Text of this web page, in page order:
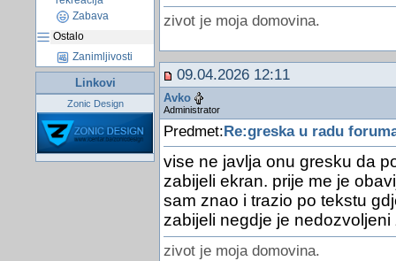
Zabava
Ostalo
Zanimljivosti
Linkovi
Zonic Design
zivot je moja domovina.
09.04.2026 12:11
Avko
Administrator
Predmet: Re:greska u radu
vise ne javlja onu gresku da
zabijeli ekran. prije me je
sam znao i trazio po tekstu
zabijeli negdje je nedozvoljeni
zivot je moja domovina.